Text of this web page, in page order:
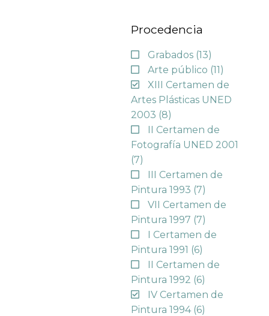
Procedencia
Grabados (13)
Arte público (11)
XIII Certamen de
Artes Plásticas UNED
2003 (8)
II Certamen de
Fotografía UNED 2001
(7)
III Certamen de
Pintura 1993 (7)
VII Certamen de
Pintura 1997 (7)
I Certamen de
Pintura 1991 (6)
II Certamen de
Pintura 1992 (6)
IV Certamen de
Pintura 1994 (6)